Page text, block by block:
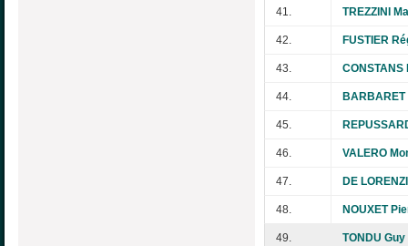
41. TREZZINI
42. FUSTIER
43. CONSTANS
44.
45.
46. VALERO
47. DE
48. NOUXET
49. TONDU Guy